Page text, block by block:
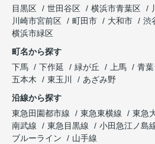
目黒区
世田谷区 横浜市青葉区
川崎市宮前区
町田市 大和市 渋
横浜市緑区
町名から探す
下馬
下作延 緑が丘 上馬 青葉
五本木
東玉川
あざみ野
沿線から探す
東急田園都市線
東急東横線 東急
南武線
東急目黒線 小田急江ノ島
ブルーライン
山手線